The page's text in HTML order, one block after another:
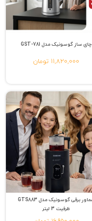
چای ساز گوسونیک مدل GST-781
11,820,000 تومان
سماور برقی گوسونیک مدل GTS883
ظرفیت 3 لیتر